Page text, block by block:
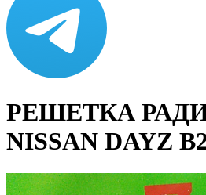
РЕШЕТКА
NISSAN DAYZ